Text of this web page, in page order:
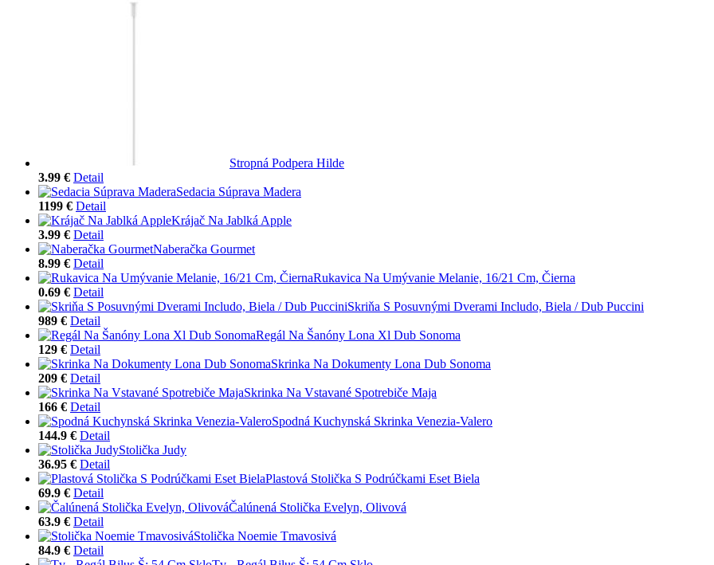
Stropná Podpera Hilde
3.99 € Detail
Sedacia Súprava Madera
1199 € Detail
Krájač Na Jablká Apple
3.99 € Detail
Naberačka Gourmet
8.99 € Detail
Rukavica Na Umývanie Melanie, 16/21 Cm, Čierna
0.69 € Detail
Skriňa S Posuvnými Dverami Includo, Biela / Dub Puccini
989 € Detail
Regál Na Šanóny Lona Xl Dub Sonoma
129 € Detail
Skrinka Na Dokumenty Lona Dub Sonoma
209 € Detail
Skrinka Na Vstavané Spotrebiče Maja
166 € Detail
Spodná Kuchynská Skrinka Venezia-Valero
144.9 € Detail
Stolička Judy
36.95 € Detail
Plastová Stolička S Podrúčkami Eset Biela
69.9 € Detail
Čalúnená Stolička Evelyn, Olivová
63.9 € Detail
Stolička Noemie Tmavosivá
84.9 € Detail